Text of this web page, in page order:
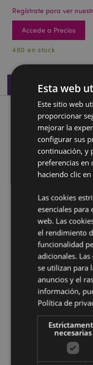
Regístrate para ver
Accede a Precios
480 en stock
Especificaciones
Descripción de
Mini Atrapasueños
Material:Tela,
Información
de Puckator?
en laguía de
Características
Información
Altura
Aro 4cm
192
0.018000
No
Esta web
Este sitio web
proporcionar
mejorar la
configurar sus
continuación, y
preferencias
haciendo clic
Las cookies
esenciales
web. Las
el rendimiento
funcionalidad
adicionales.
se utilizan para
anuncios y el
información,
Política de
necesarias